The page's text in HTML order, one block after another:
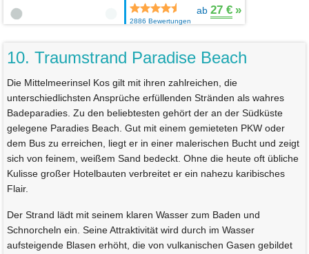
2886 Bewertungen
ab 27 € »
10. Traumstrand Paradise Beach
Die Mittelmeerinsel Kos gilt mit ihren zahlreichen, die
unterschiedlichsten Ansprüche erfüllenden Stränden als wahres
Badeparadies. Zu den beliebtesten gehört der an der Südküste
gelegene Paradies Beach. Gut mit einem gemieteten PKW oder
dem Bus zu erreichen, liegt er in einer malerischen Bucht und zeigt
sich von feinem, weißem Sand bedeckt. Ohne die heute oft übliche
Kulisse großer Hotelbauten verbreitet er ein nahezu karibisches
Flair.
Der Strand lädt mit seinem klaren Wasser zum Baden und
Schnorcheln ein. Seine Attraktivität wird durch im Wasser
aufsteigende Blasen erhöht, die von vulkanischen Gasen gebildet